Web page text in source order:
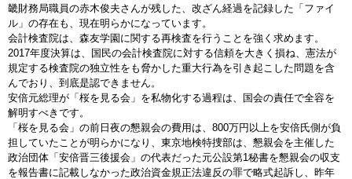
畿財務局職員の赤木俊夫さんが残した、改ざん経過を記録した「ファイ
ル」の存在も、現在明らかになっています。
会計検査院は、森友学園に関する再検査を行うことを強く求めます。
2017年度決算は、国民の会計検査院に対する信頼を大きく損ね、憲法が
規定する検査院の独立性をも脅かした重大行為を引き起こした問題を含
んでおり、到底是認できません。
安倍元総理が「桜を見る会」を私物化する過程は、国会の責任で全容を
解明すべきです。
「桜を見る会」の前日夜の懇親会の費用は、800万円以上を安倍氏側が負
担していたことが明らかになり、東京地検特捜部は、懇親会を主催した
政治団体「安倍晋三後援会」の代表だった元公設第1秘書を懇親会の収支
を報告書に記載しなかった政治資金規正法違反の罪で略式起訴し、昨年